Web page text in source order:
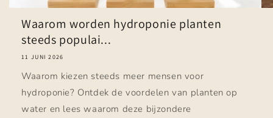
Waarom worden hydroponie planten
steeds populai...
11 JUNI 2026
Waarom kiezen steeds meer mensen voor
hydroponie? Ontdek de voordelen van planten op
water en lees waarom deze bijzondere